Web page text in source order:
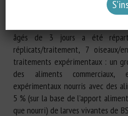
âgés de 3 jours a été
réplicats/traitement, 7 oiseaux/
traitements expérimentaux : un
des aliments
expérimentaux nourris avec des
5 % (sur la base de l’apport
que nourri) de larves vivantes de